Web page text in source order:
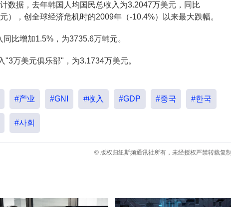
数据，去年韩国人均国民总收入为3.2047万美元，同比
），创全球经济危机时的2009年（-10.4%）以来最大跌幅。
比增加1.5%，为3735.6万韩元。
万美元俱乐部"，为3.1734万美元。
#产业 #GNI #收入 #GDP #중국 #한국
#사회
© 版权归纽斯频通讯社所有，未经授权严禁转载复制